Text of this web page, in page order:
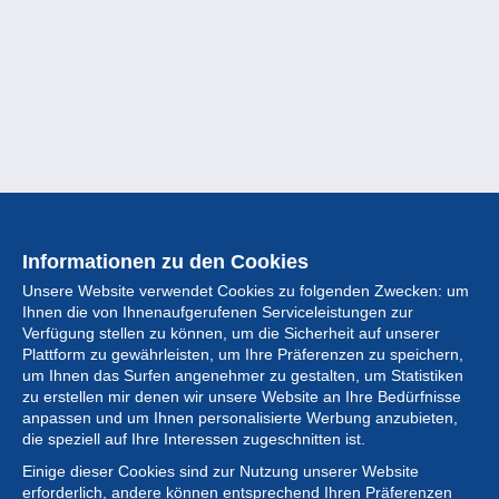
Informationen zu den Cookies
Unsere Website verwendet Cookies zu folgenden Zwecken: um
Ihnen die von Ihnenaufgerufenen Serviceleistungen zur
Verfügung stellen zu können, um die Sicherheit auf unserer
Plattform zu gewährleisten, um Ihre Präferenzen zu speichern,
um Ihnen das Surfen angenehmer zu gestalten, um Statistiken
zu erstellen mir denen wir unsere Website an Ihre Bedürfnisse
anpassen und um Ihnen personalisierte Werbung anzubieten,
die speziell auf Ihre Interessen zugeschnitten ist.
Einige dieser Cookies sind zur Nutzung unserer Website
erforderlich, andere können entsprechend Ihren Präferenzen
Sammlung
Neuigkeiten